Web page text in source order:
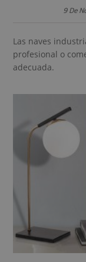
9 De
Las naves
profesional o
adecuada.